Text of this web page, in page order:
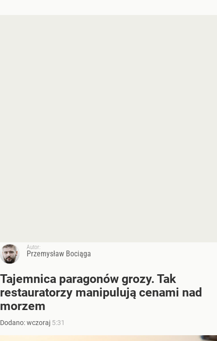
Autor:
Przemysław Bociąga
Tajemnica paragonów grozy. Tak
restauratorzy manipulują cenami nad
morzem
Dodano:wczoraj 5:31